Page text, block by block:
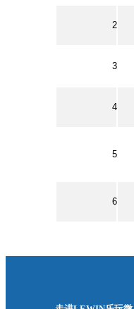
2
3
4
5
6